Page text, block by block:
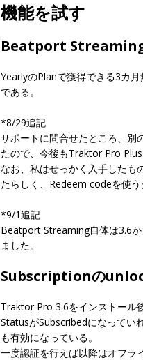
機能を試す
Beatport
YearlyのPlanで獲得できる3カ
である。
*8/29追記
サポートに問合せたところ、別
たので、今後もTraktor Pro
なお、私はせっかく入手した
たらしく、Redeem codeを使
*9/1追記
Beatport Streaming自体は3.6
ました。
Subscriptionの
Traktor Pro 3.6をインストール
StatusがSubscribedになってい
も有効になっている。
一度認証を行えば以降はオフラ